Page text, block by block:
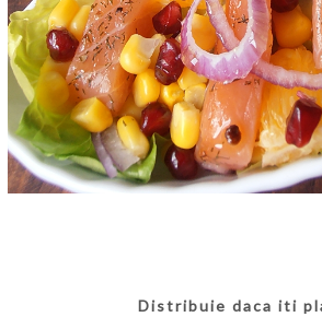
Distribuie daca iti